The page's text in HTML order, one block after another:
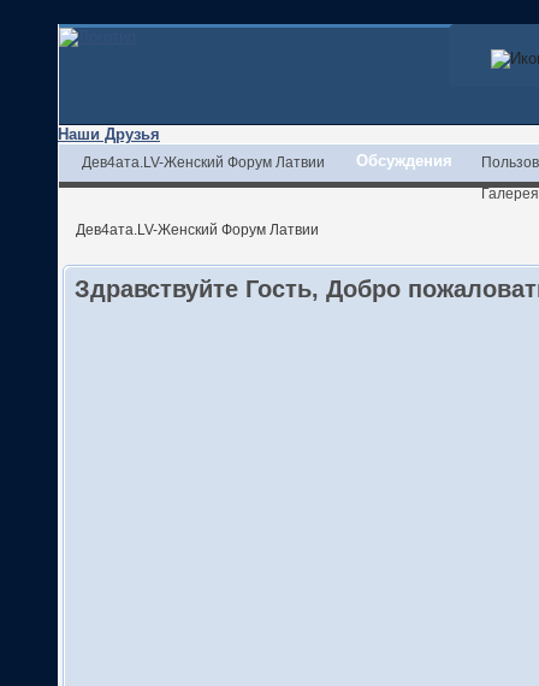
Наши Друзья
Дев4ата.LV-Женский Форум Латвии Обсуждения
Галерея
Дев4ата.LV-Женский Форум Латвии
Здравствуйте Гость, Добро